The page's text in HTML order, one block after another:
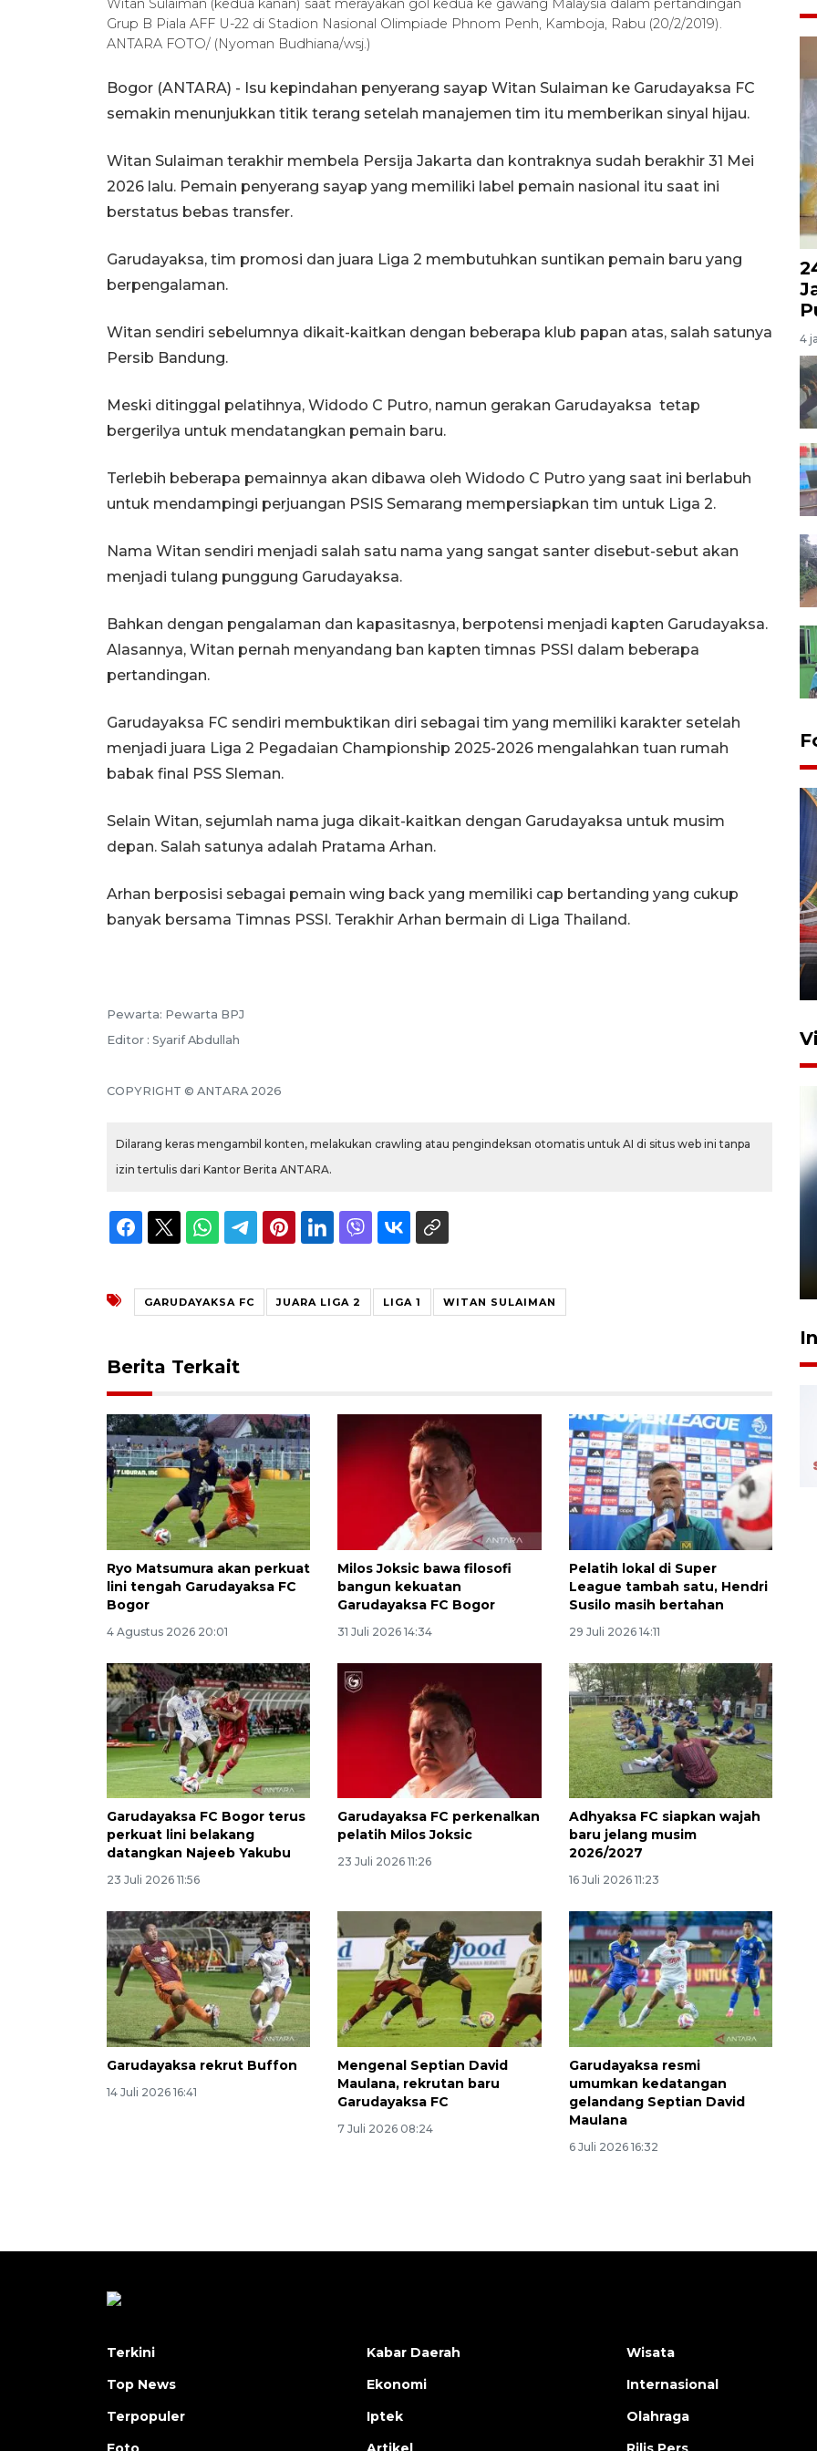
Witan Sulaiman (kedua kanan) saat merayakan gol kedua ke gawang Malaysia dalam pertandingan
Grup B Piala AFF U-22 di Stadion Nasional Olimpiade Phnom Penh, Kamboja, Rabu (20/2/2019).
ANTARA FOTO/ (Nyoman Budhiana/wsj.)
Bogor (ANTARA) - Isu kepindahan penyerang sayap Witan Sulaiman ke Garudayaksa FC
semakin menunjukkan titik terang setelah manajemen tim itu memberikan sinyal hijau.
Witan Sulaiman terakhir membela Persija Jakarta dan kontraknya sudah berakhir 31 Mei
2026 lalu. Pemain penyerang sayap yang memiliki label pemain nasional itu saat ini
berstatus bebas transfer.
Garudayaksa, tim promosi dan juara Liga 2 membutuhkan suntikan pemain baru yang
berpengalaman.
Witan sendiri sebelumnya dikait-kaitkan dengan beberapa klub papan atas, salah satunya
Persib Bandung.
Meski ditinggal pelatihnya, Widodo C Putro, namun gerakan Garudayaksa tetap
bergerilya untuk mendatangkan pemain baru.
Terlebih beberapa pemainnya akan dibawa oleh Widodo C Putro yang saat ini berlabuh
untuk mendampingi perjuangan PSIS Semarang mempersiapkan tim untuk Liga 2.
Nama Witan sendiri menjadi salah satu nama yang sangat santer disebut-sebut akan
menjadi tulang punggung Garudayaksa.
Bahkan dengan pengalaman dan kapasitasnya, berpotensi menjadi kapten Garudayaksa.
Alasannya, Witan pernah menyandang ban kapten timnas PSSI dalam beberapa
pertandingan.
Garudayaksa FC sendiri membuktikan diri sebagai tim yang memiliki karakter setelah
menjadi juara Liga 2 Pegadaian Championship 2025-2026 mengalahkan tuan rumah
babak final PSS Sleman.
Selain Witan, sejumlah nama juga dikait-kaitkan dengan Garudayaksa untuk musim
depan. Salah satunya adalah Pratama Arhan.
Arhan berposisi sebagai pemain wing back yang memiliki cap bertanding yang cukup
banyak bersama Timnas PSSI. Terakhir Arhan bermain di Liga Thailand.
Pewarta: Pewarta BPJ
Editor : Syarif Abdullah
COPYRIGHT © ANTARA 2026
Dilarang keras mengambil konten, melakukan crawling atau pengindeksan otomatis untuk AI di situs web ini tanpa
izin tertulis dari Kantor Berita ANTARA.
GARUDAYAKSA FC JUARA LIGA 2 LIGA 1 WITAN SULAIMAN
Berita Terkait
Ryo Matsumura akan perkuat
lini tengah Garudayaksa FC
Bogor
4 Agustus 2026 20:01
Milos Joksic bawa filosofi
bangun kekuatan
Garudayaksa FC Bogor
31 Juli 2026 14:34
Pelatih lokal di Super
League tambah satu, Hendri
Susilo masih bertahan
29 Juli 2026 14:11
Garudayaksa FC Bogor terus
perkuat lini belakang
datangkan Najeeb Yakubu
23 Juli 2026 11:56
Garudayaksa FC perkenalkan
pelatih Milos Joksic
23 Juli 2026 11:26
Adhyaksa FC siapkan wajah
baru jelang musim
2026/2027
16 Juli 2026 11:23
Garudayaksa rekrut Buffon
14 Juli 2026 16:41
Mengenal Septian David
Maulana, rekrutan baru
Garudayaksa FC
7 Juli 2026 08:24
Garudayaksa resmi
umumkan kedatangan
gelandang Septian David
Maulana
6 Juli 2026 16:32
4
Komisi V DPR tinjau
perlintasan sebidang di
jaringan gas 2026
2026-08-07 18:00:00
Terkini
Top News
Terpopuler
Kabar Daerah
Ekonomi
Iptek
Wisata
Internasional
Olahraga